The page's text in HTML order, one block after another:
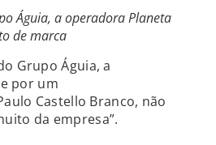
Águia, a operadora Planeta
de marca
Grupo Águia, a
por um
Castello Branco, não
da empresa”.